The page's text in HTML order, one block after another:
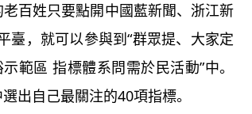
百姓只要點開中國藍新聞、浙江新
臺，就可以參與到“群眾提、大家定
區 指標體系問需於民活動”中。
出自己最關注的40項指標。